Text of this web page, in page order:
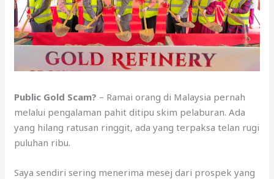
Public Gold Scam? – Ramai orang di Malaysia pernah
melalui pengalaman pahit ditipu skim pelaburan. Ada
yang hilang ratusan ringgit, ada yang terpaksa telan rugi
puluhan ribu.
Saya sendiri sering menerima mesej dari prospek yang